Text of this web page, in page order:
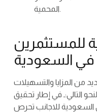
المحمية.
للمستثمرين
في السعودية
من المزايا والتسهيلات
التالي:ـ في إطار تحقيق
للاجانب تحرص